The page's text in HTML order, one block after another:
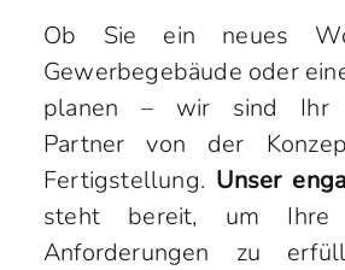
Ob Sie ein neues
Gewerbegebäude oder
planen – wir sind Ihr
Partner von der
Fertigstellung. Unser
steht bereit, um Ihre
Anforderungen zu